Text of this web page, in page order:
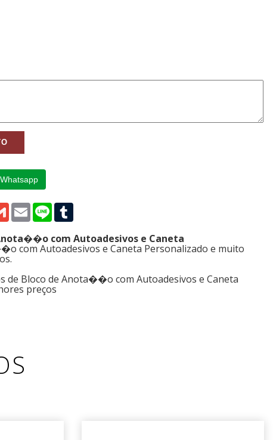
GmailEmailLine
com Autoadesivos e Caneta
com Autoadesivos e Caneta Personalizado e muito
de Bloco de Anota��o com Autoadesivos e Caneta
preços